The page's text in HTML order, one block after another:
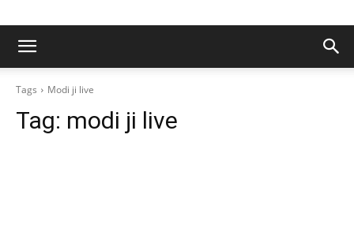
Tags Modi ji live
Tag: modi ji live